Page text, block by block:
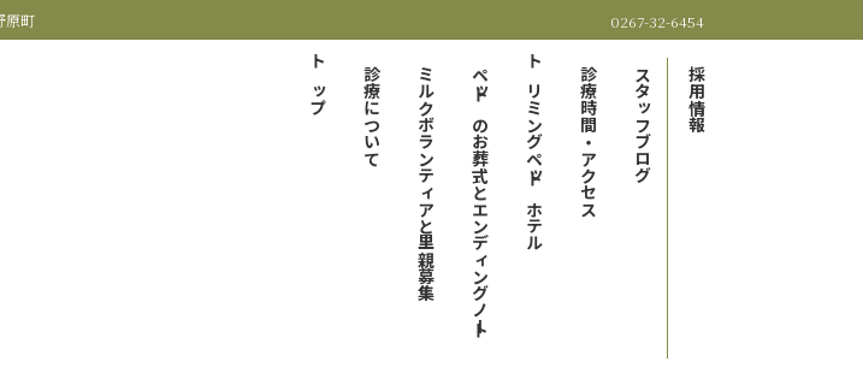
原町 0267-32-6454
トップ 診療について ミルクボランティアと里親募集ペットのお葬式とエンディングノート トリミングペットホテル 診療時間・アクセス スタッフブログ 採用情報